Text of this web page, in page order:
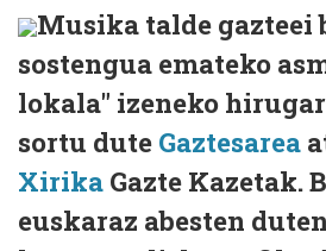
Musika talde gazteei
sostengua emateko
lokala" izeneko
sortu dute Gaztesarea
Xirika Gazte Kazetak.
euskaraz abesten